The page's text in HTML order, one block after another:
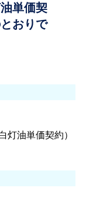
単価契
おりで
灯油単価契約）